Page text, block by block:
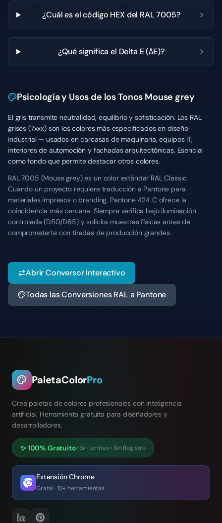
¿Cuál es el código HEX del RAL 7005?
¿Qué significa el Delta E (ΔE)?
Psicología y Usos de los Tonos Mouse grey
El gris transmite neutralidad, equilibrio y sofisticación. Los RAL
grises (7xxx) son los colores más especificados en diseño
industrial — usados en carcasas de maquinaria, equipos IT,
interiores de automoción y fachadas arquitectónicas. Esencial
como fondo que permite destacar otros colores.
RAL 7005 (Mouse grey) es un color estándar RAL Classic.
Cuando un proyecto requiere traducción a Pantone para
materiales impresos o branding, Pantone 424 C ofrece la
coincidencia más cercana. Siempre verifica bajo iluminación
controlada (D50/D65) y solicita muestras físicas antes de
comprometerte con tiradas de producción grandes.
Abrir Conversor Interactivo
Todas las Conversiones RAL a Pantone
PaletaColorPro
Crea paletas de colores profesionales con inteligencia
artificial. Herramienta gratuita para diseñadores y
desarrolladores.
✨100% Gratuito•Sin Límites• Sin Registro
Extensión Chrome
Gratis · 10+ herramientas